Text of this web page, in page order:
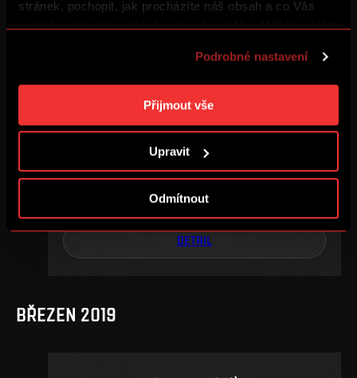
stránek, pochopit, jak procházíte náš obsah a co Vás
reklamu na základě Vašich preferencí. Jednotlivé
cookies a účely zpracování si můžete nastavit v
„Podrobném nastavení“. Nastavení cookies si můžete
kdykoliv změnit. Jak takovou úpravu provést a další
Podrobné nastavení
Přijmout vše
Upravit
Odmítnout
DETAIL
KVĚTEN 2019
3. kolo skupiny o titul st, 15. 5., 17:30
4–0
DETAIL
BŘEZEN 2019